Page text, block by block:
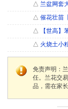
△ 兰盆网套
△ 催花壮苗
△ 【世高】
△ 火烧土小
免责声明：
任。兰花交
品，需在家